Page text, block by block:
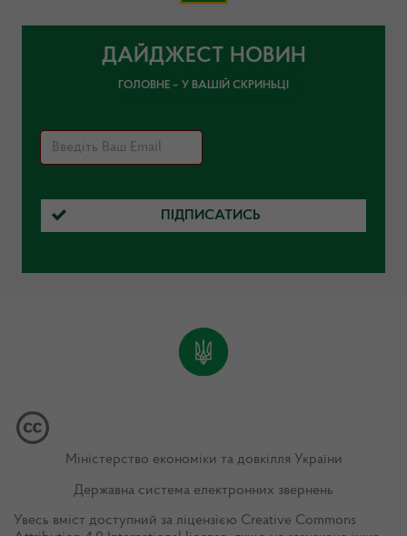
ДАЙДЖЕСТ НОВИН
ГОЛОВНЕ – У ВАШІЙ СКРИНЬЦІ
ПІДПИСАТИСЬ
Міністерство економіки та довкілля України
Державна система електронних звернень
Увесь вміст доступний за ліцензією Creative Commons